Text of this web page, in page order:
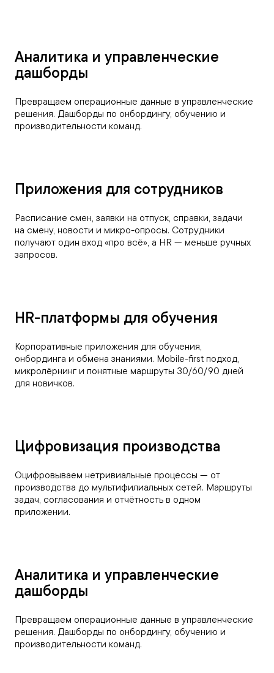
Аналитика и управленческие
дашборды
Превращаем операционные данные в управленческие
решения. Дашборды по онбордингу, обучению и
производительности команд.
Приложения для сотрудников
Расписание смен, заявки на отпуск, справки, задачи
на смену, новости и микро-опросы. Сотрудники
получают один вход «про всё», а HR — меньше ручных
запросов.
HR-платформы для обучения
Корпоративные приложения для обучения,
онбординга и обмена знаниями. Mobile-first подход,
микролёрнинг и понятные маршруты 30/60/90 дней
для новичков.
Цифровизация производства
Оцифровываем нетривиальные процессы — от
производства до мультифилиальных сетей. Маршруты
задач, согласования и отчётность в одном
приложении.
Аналитика и управленческие
дашборды
Превращаем операционные данные в управленческие
решения. Дашборды по онбордингу, обучению и
производительности команд.